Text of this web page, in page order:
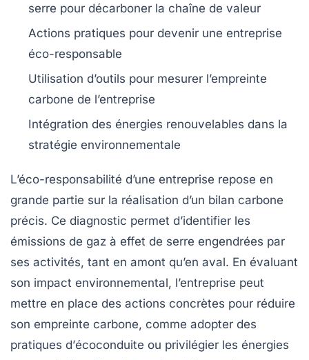
serre pour décarboner la chaîne de valeur
Actions pratiques pour devenir une entreprise
éco-responsable
Utilisation d’outils pour mesurer l’empreinte
carbone de l’entreprise
Intégration des énergies renouvelables dans la
stratégie environnementale
L’éco-responsabilité d’une entreprise repose en
grande partie sur la réalisation d’un bilan carbone
précis. Ce diagnostic permet d’identifier les
émissions de gaz à effet de serre engendrées par
ses activités, tant en amont qu’en aval. En évaluant
son impact environnemental, l’entreprise peut
mettre en place des actions concrètes pour réduire
son empreinte carbone, comme adopter des
pratiques d’écoconduite ou privilégier les énergies